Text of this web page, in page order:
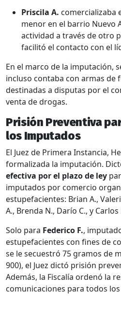
Priscila A. comercializaba
menor en el barrio Nuevo
actividad a través de otro
facilitó el contacto con el
En el marco de la imputación,
incluso contaba con armas de
destinadas a disputas por el
venta de drogas.
Prisión Preventiva
los Imputados
El Juez de Primera Instancia,
formalizada la imputación.
efectiva por el plazo de ley
imputados por comercio
estupefacientes: Brian A.,
A., Brenda N., Darío C., y Carlos
Solo para Federico F.,
estupefacientes con fines de
se le secuestró 75 gramos de
900), el Juez dictó prisión
Además, la Fiscalía ordenó la
comunicaciones para todos